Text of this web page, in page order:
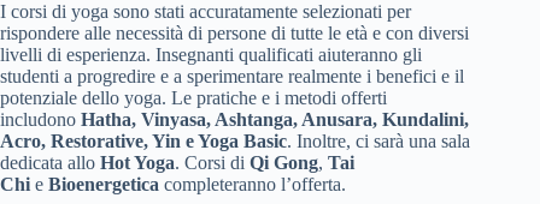
I corsi di yoga sono stati accuratamente selezionati per
rispondere alle necessità di persone di tutte le età e con diversi
livelli di esperienza. Insegnanti qualificati aiuteranno gli
studenti a progredire e a sperimentare realmente i benefici e il
potenziale dello yoga. Le pratiche e i metodi offerti
includono Hatha, Vinyasa, Ashtanga, Anusara, Kundalini,
Acro, Restorative, Yin e Yoga Basic. Inoltre, ci sarà una sala
dedicata allo Hot Yoga. Corsi di Qi Gong, Tai
Chi e Bioenergetica completeranno l’offerta.